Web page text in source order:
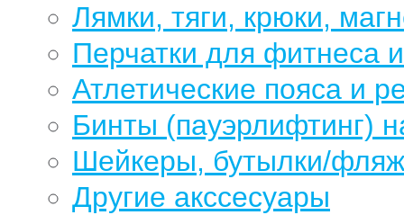
Лямки, тяги, крюки,
Перчатки для фитнеса
Атлетические пояса и
Бинты (пауэрлифтинг)
Шейкеры, бутылки/
Другие акссесуары